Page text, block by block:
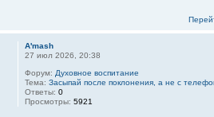
A'mash
27 июл 2026, 20:38
Форум: Духовное воспитание
Тема:Засыпай после поклонения, а не с
Ответы:0
Просмотры:5921